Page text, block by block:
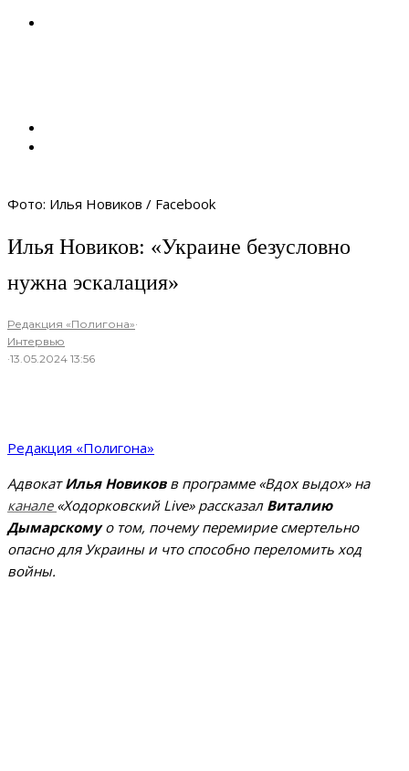
Фото: Илья Новиков / Facebook
Илья Новиков: «Украине безусловно
нужна эскалация»
Редакция «Полигона»·
Интервью
·13.05.2024 13:56
Редакция «Полигона»
АдвокатИлья Новиковв программе «Вдох выдох» на
канале «Ходорковский Live» рассказал Виталию
Дымарскомуо том, почему перемирие смертельно
опасно для Украины и что способно переломить ход
войны.